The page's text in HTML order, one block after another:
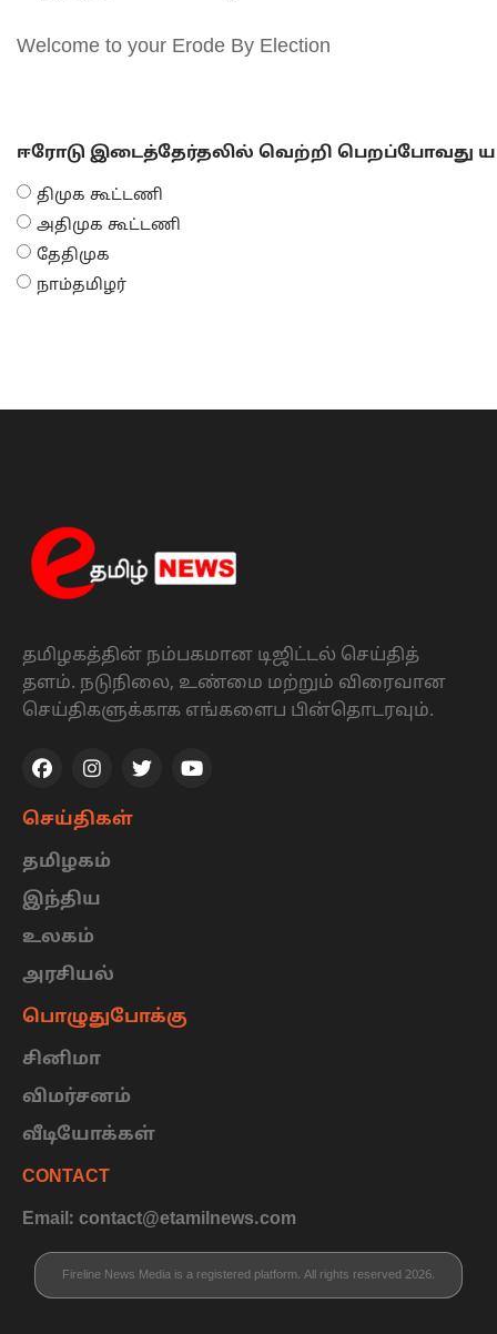
Welcome to your Erode By Election
ஈரோடு இடைத்தேர்தலில் வெற்றி பெறப்போவது
திமுக கூட்டணி
அதிமுக கூட்டணி
தேதிமுக
நாம்தமிழர்
தமிழகத்தின் நம்பகமான டிஜிட்டல் செய்தித்
தளம். நடுநிலை, உண்மை மற்றும் விரைவான
செய்திகளுக்காக எங்களைப பின்தொடரவும்.
செய்திகள்
தமிழகம்
இந்திய
உலகம்
அரசியல்
பொழுதுபோக்கு
சினிமா
விமர்சனம்
வீடியோக்கள்
CONTACT
Email: contact@etamilnews.com
Fireline News Media is a registered platform. All rights reserved 2026.